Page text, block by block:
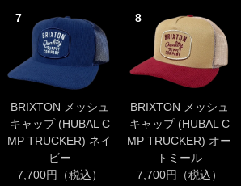
7
BRIXTON メッシュ
キャップ (HUBAL C
MP TRUCKER) ネイ
ビー
7,700円（税込）
8
BRIXTON メッシュ
キャップ (HUBAL C
MP TRUCKER) オー
トミール
7,700円（税込）